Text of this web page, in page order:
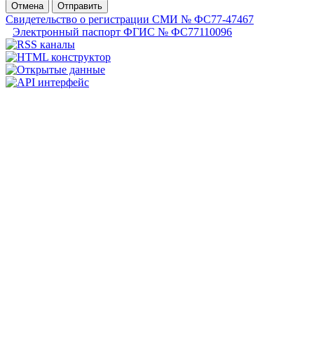
Отмена
Отправить
Свидетельство о регистрации СМИ № ФС77-47467
Электронный паспорт ФГИС № ФС77110096